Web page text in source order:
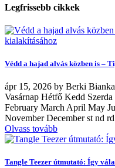
Legfrissebb cikkek
Védd a hajad alvás közben is –
ápr 15, 2026 by Berki Bianka
Vasárnap Hétfő Kedd
February March April May
November December st nd
Olvass tovább
Tangle Teezer útmutató: Így